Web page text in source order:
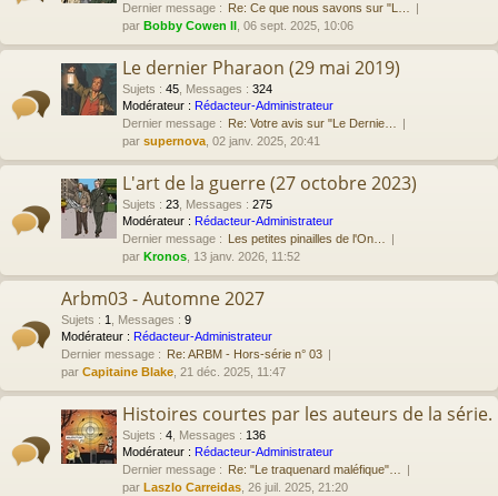
Dernier message : Re: Ce que nous savons sur "L…
par Bobby Cowen II , 06 sept. 2025, 10:06
Le dernier Pharaon (29 mai 2019)
Sujets : 45 Messages : 324
Modérateur : Rédacteur-Administrateur
Dernier message : Re: Votre avis sur "Le Dernie…
par supernova , 02 janv. 2025, 20:41
L'art de la guerre (27 octobre 2023)
Sujets : 23 Messages : 275
Modérateur : Rédacteur-Administrateur
Dernier message : Les petites pinailles de l'On…
par Kronos , 13 janv. 2026, 11:52
Arbm03 - Automne 2027
Sujets : 1 Messages : 9
Modérateur : Rédacteur-Administrateur
Dernier message : Re: ARBM - Hors-série n° 03
par Capitaine Blake , 21 déc. 2025, 11:47
Histoires courtes par les auteurs de la série.
Sujets : 4 Messages : 136
Modérateur : Rédacteur-Administrateur
Dernier message : Re: "Le traquenard maléfique"…
par Laszlo Carreidas , 26 juil. 2025, 21:20